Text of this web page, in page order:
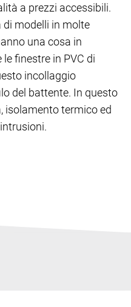
a prezzi accessibili.
modelli in molte
una cosa in
le finestre in PVC di
incollaggio
del battente. In questo
isolamento termico ed